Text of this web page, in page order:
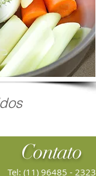
Contato
Tel: (11) 96485 - 2323